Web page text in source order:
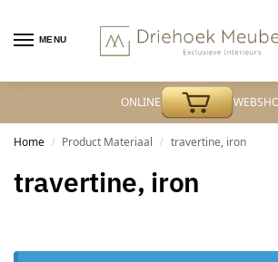
MENU
ONLINE
Home / Product Materiaal / travertine, iron
travertine, iron